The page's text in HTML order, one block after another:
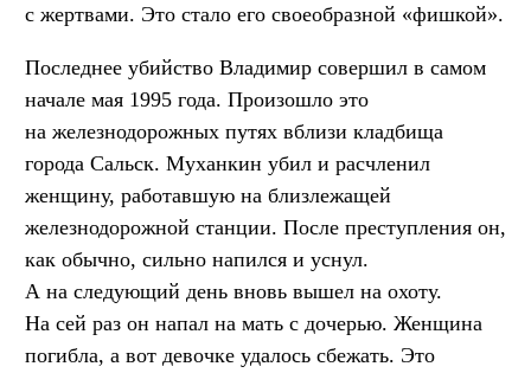
с жертвами. Это стало его своеобразной «фишкой».
Последнее убийство Владимир совершил в самом
начале мая 1995 года. Произошло это
на железнодорожных путях вблизи кладбища
города Сальск. Муханкин убил и расчленил
женщину, работавшую на близлежащей
железнодорожной станции. После преступления он,
как обычно, сильно напился и уснул.
А на следующий день вновь вышел на охоту.
На сей раз он напал на мать с дочерью. Женщина
погибла, а вот девочке удалось сбежать. Это